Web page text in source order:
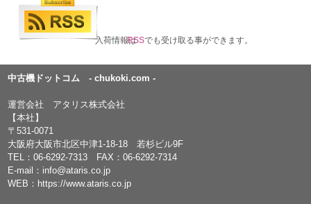
入荷情報はRSSでも受け取る事ができます。
中古機ドットコム - chukoki.com -
運営会社 アタリス株式会社
【本社】
〒531-0071
大阪府大阪市北区中津1-18-18 若杉ビル9F
TEL：06-6292-7313 FAX：06-6292-7314
E-mail： info@ataris.co.jp
WEB： https://www.ataris.co.jp